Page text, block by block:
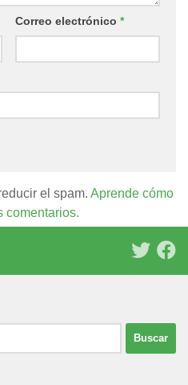
Correo electrónico *
el spam. Aprende cómo
comentarios.